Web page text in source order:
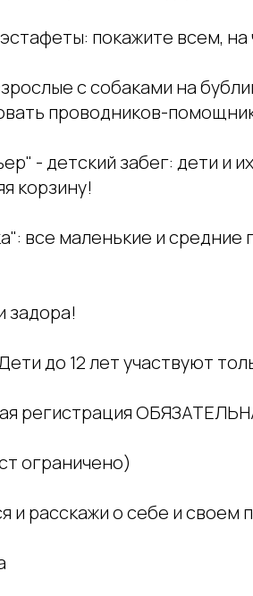
покажите всем, на
с собаками на
проводников-
- детский забег: дети и
корзину!
все маленькие и средние
задора!
до 12 лет участвуют
регистрация
ограничено)
и расскажи о себе и своем